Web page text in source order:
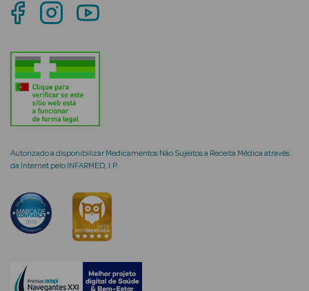
Rosto e
Ver Tudo
Cosmética
Hidratantes
Séruns Faciais
Creme de Olhos
envelhecimento
Autorizado a disponibilizar Medicamentos Não Sujeitos a Receita Médica através
da Internet pelo INFARMED, I.P.